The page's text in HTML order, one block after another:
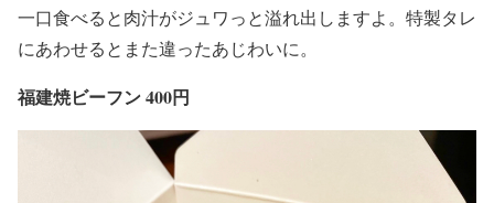
一口食べると肉汁がジュワっと溢れ出しますよ。特製タレ
にあわせるとまた違ったあじわいに。
福建焼ビーフン 400円